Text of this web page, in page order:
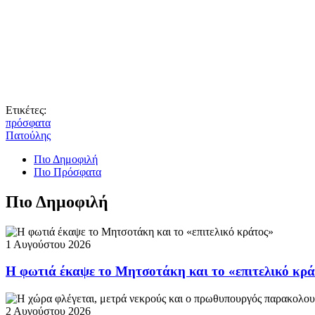
Ετικέτες:
πρόσφατα
Πατούλης
Πιο Δημοφιλή
Πιο Πρόσφατα
Πιο Δημοφιλή
1 Αυγούστου 2026
Η φωτιά έκαψε το Μητσοτάκη και το «επιτελικό
2 Αυγούστου 2026